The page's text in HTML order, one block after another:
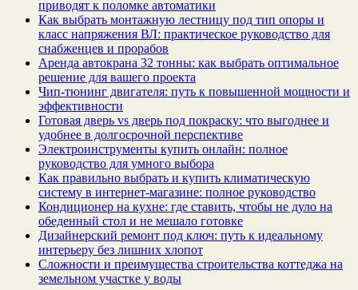
приводят к поломке автоматики
Как выбрать монтажную лестницу под тип опоры и
класс напряжения ВЛ: практическое руководство для
снабженцев и прорабов
Аренда автокрана 32 тонны: как выбрать оптимальное
решение для вашего проекта
Чип‑тюнинг двигателя: путь к повышенной мощности и
эффективности
Готовая дверь vs дверь под покраску: что выгоднее и
удобнее в долгосрочной перспективе
Электроинструменты купить онлайн: полное
руководство для умного выбора
Как правильно выбрать и купить климатическую
систему в интернет‑магазине: полное руководство
Кондиционер на кухне: где ставить, чтобы не дуло на
обеденный стол и не мешало готовке
Дизайнерский ремонт под ключ: путь к идеальному
интерьеру без лишних хлопот
Сложности и преимущества строительства коттеджа на
земельном участке у воды